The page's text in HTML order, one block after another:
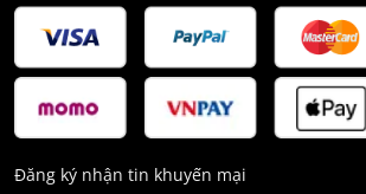
Đăng ký nhận tin khuyến mại